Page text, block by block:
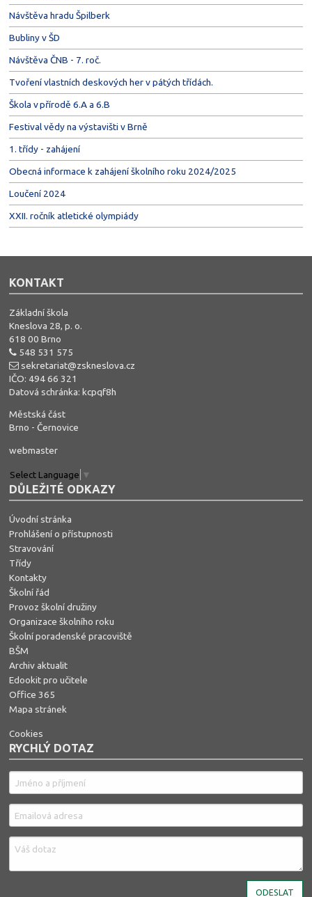
Návštěva hradu Špilberk
Bubliny v ŠD
Návštěva ČNB - 7. roč.
Tvoření vlastních deskových her v pátých třídách.
Škola v přírodě 6.A a 6.B
Festival vědy na výstavišti v Brně
1. třídy - zahájení
Obecná informace k zahájení školního roku 2024/2025
Loučení 2024
XXII. ročník atletické olympiády
KONTAKT
Základní škola
Kneslova 28, p. o.
618 00 Brno
548 531 575
sekretariat@zskneslova.cz
IČO: 494 66 321
Datová schránka: kcpqf8h
Městská část
Brno - Černovice
webmaster
Select Language ▼
DŮLEŽITÉ ODKAZY
Úvodní stránka
Prohlášení o přístupnosti
Stravování
Třídy
Kontakty
Školní řád
Provoz školní družiny
Organizace školního roku
Školní poradenské pracoviště
BŠM
Archiv aktualit
Edookit pro učitele
Office 365
Mapa stránek
Cookies
RYCHLÝ DOTAZ